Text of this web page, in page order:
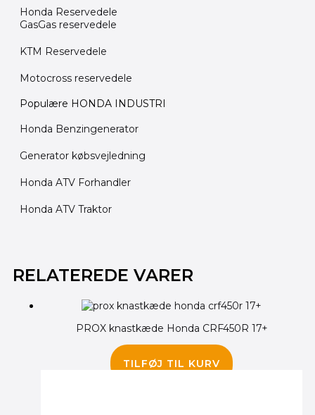
Honda Reservedele
GasGas reservedele
KTM Reservedele
Motocross reservedele
Populære HONDA INDUSTRI
Honda Benzingenerator
Generator købsvejledning
Honda ATV Forhandler
Honda ATV Traktor
RELATEREDE VARER
PROX knastkæde Honda CRF450R 17+
TILFØJ TIL KURV
oprindelige
pris
750.00 kr..695.00 kr..